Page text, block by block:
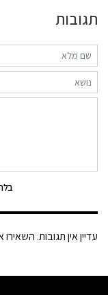
תגובות
עדיין אין תגובות.